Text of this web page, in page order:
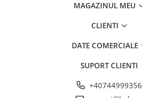
MAGAZINUL MEU
CLIENTI
DATE COMERCIALE
SUPORT CLIENTI
+40744999356